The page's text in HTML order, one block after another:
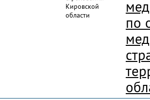
Кировской
области
по